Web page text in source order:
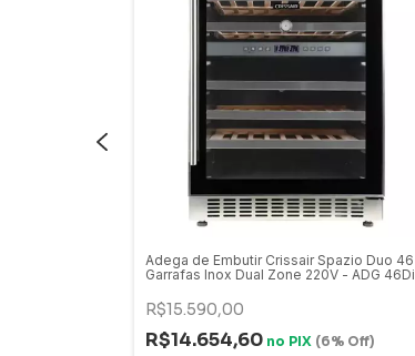
Adega de Embutir Crissair Spazio Duo 46
Garrafas Inox Dual Zone 220V - ADG 46Di
R$15.590,00
R$14.654,60 no PIX (6% Off)